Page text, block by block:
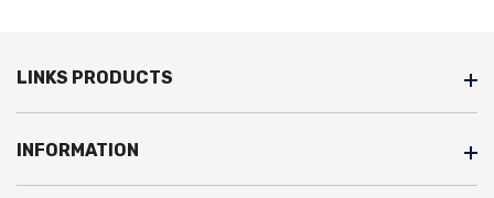
LINKS PRODUCTS
INFORMATION